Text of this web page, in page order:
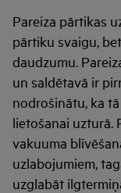
Pareiza pārtikas
pārtiku svaigu,
daudzumu.
un saldētavā ir
nodrošinātu, ka
lietošanai uzturā.
vakuuma
uzlabojumiem,
uzglabāt